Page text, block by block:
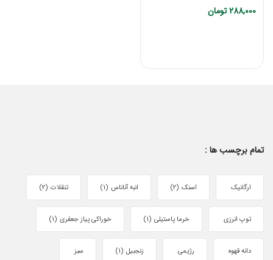
288,000تومان
تمام برچسب ها :
ارگانیک اسنک (2) انبه آناناس (1) تنقلات (2)
توپ انرزی خرما پاستیلی (1) خوراکی پیاز جعفری (1)
دانه قهوه رژیمی زنجبیل (1) سبز